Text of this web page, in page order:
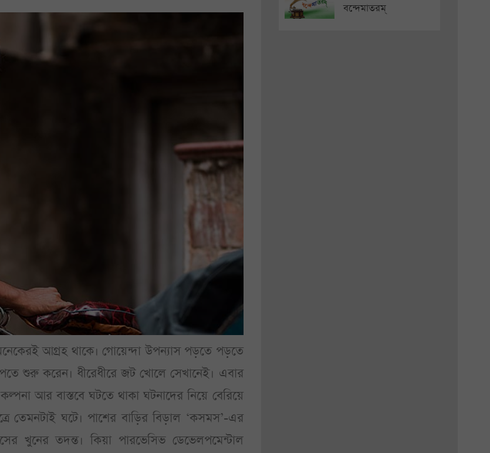
আগ্রহ থাকে। গোয়েন্দা উপন্যাস পড়তে পড়তে
শুরু করেন। ধীরেধীরে জট খোলে সেখানেই। এবার
আর বাস্তবে ঘটতে থাকা ঘটনাদের নিয়ে বেরিয়ে
তেমনটাই ঘটে। পাশের বাড়ির বিড়াল ‘কসমস’-এর
খুনের তদন্ত। কিয়া পারভেসিভ ডেভেলপমেন্টাল
বন্দেমাতরম্